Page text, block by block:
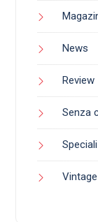
News
Review
Senza
Speciali
Vintage